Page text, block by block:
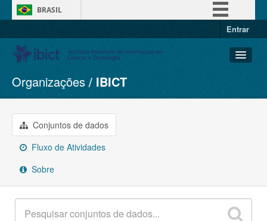
BRASIL
Entrar
Conjuntos de dados
Organizações
Grupos
Sobre
Organizações IBICT
Conjuntos de dados
Fluxo de Atividades
Sobre